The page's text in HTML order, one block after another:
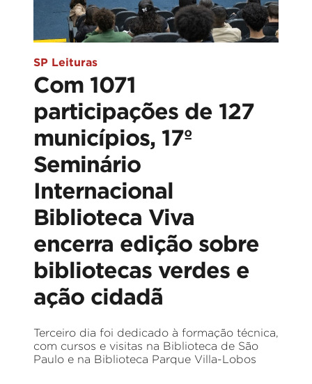
SP Leituras
Com 1071
participações de 127
municípios, 17º
Seminário
Internacional
Biblioteca Viva
encerra edição sobre
bibliotecas verdes e
ação cidadã
Terceiro dia foi dedicado à formação técnica,
com cursos e visitas na Biblioteca de São
Paulo e na Biblioteca Parque Villa-Lobos